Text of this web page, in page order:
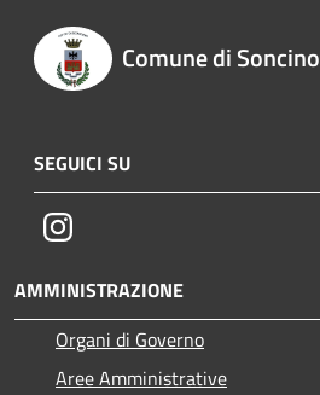
Comune di Soncino
SEGUICI SU
Instagram
AMMINISTRAZIONE
Organi di Governo
Aree Amministrative